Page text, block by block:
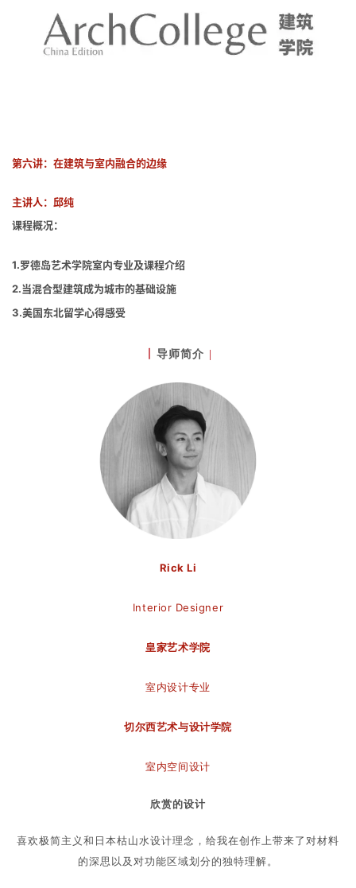
第六讲：在建筑与室内融合的边缘
主讲人：邱纯
课程概况：
1.罗德岛艺术学院室内专业及课程介绍
2.当混合型建筑成为城市的基础设施
3.美国东北留学心得感受
导师简介 |
Rick Li
Interior Designer
皇家艺术学院
室内设计专业
切尔西艺术与设计学院
室内空间设计
欣赏的设计
喜欢极简主义和日本枯山水设计理念，给我在创作上带来了对材料
的深思以及对功能区域划分的独特理解。